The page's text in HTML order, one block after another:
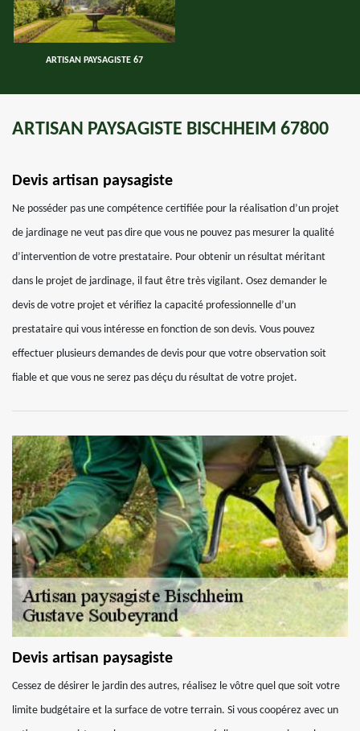
ARTISAN PAYSAGISTE 67
ARTISAN PAYSAGISTE BISCHHEIM 67800
Devis artisan paysagiste
Ne posséder pas une compétence certifiée pour la réalisation d’un projet
de jardinage ne veut pas dire que vous ne pouvez pas mesurer la qualité
d’intervention de votre prestataire. Pour obtenir un résultat méritant
dans le projet de jardinage, il faut être très vigilant. Osez demander le
devis de votre projet et vérifiez la capacité professionnelle d’un
prestataire qui vous intéresse en fonction de son devis. Vous pouvez
effectuer plusieurs demandes de devis pour que votre observation soit
fiable et que vous ne serez pas déçu du résultat de votre projet.
Devis artisan paysagiste
Cessez de désirer le jardin des autres, réalisez le vôtre quel que soit votre
limite budgétaire et la surface de votre terrain. Si vous coopérez avec un